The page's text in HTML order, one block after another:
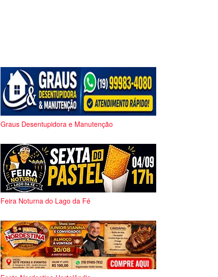
Graus Desentupidora e Manutenção
Feira Noturna do Lago da Fé